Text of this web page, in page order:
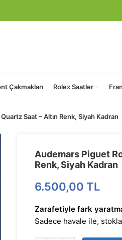
Çakmakları Rolex Saatler
Saat – Altın Renk, Siyah Kadran
Audemars Piguet
Renk, Siyah Kadran
6.500,00 TL
Zarafetiyle fark
Sadece havale ile,